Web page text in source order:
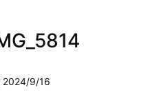
2024/9/16